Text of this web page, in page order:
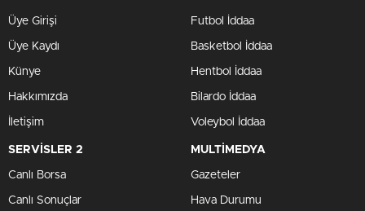
Üye Girişi
Üye Kaydı
Künye
Hakkımızda
İletişim
Futbol İddaa
Basketbol İddaa
Hentbol İddaa
Bilardo İddaa
Voleybol İddaa
SERVİSLER 2
Canlı Borsa
Canlı Sonuçlar
MULTİMEDYA
Gazeteler
Hava Durumu